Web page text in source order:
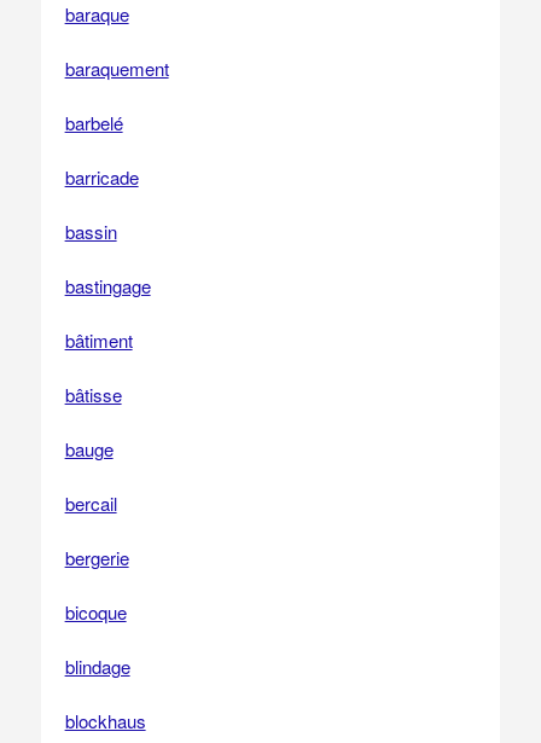
baraque
baraquement
barbelé
barricade
bassin
bastingage
bâtiment
bâtisse
bauge
bercail
bergerie
bicoque
blindage
blockhaus